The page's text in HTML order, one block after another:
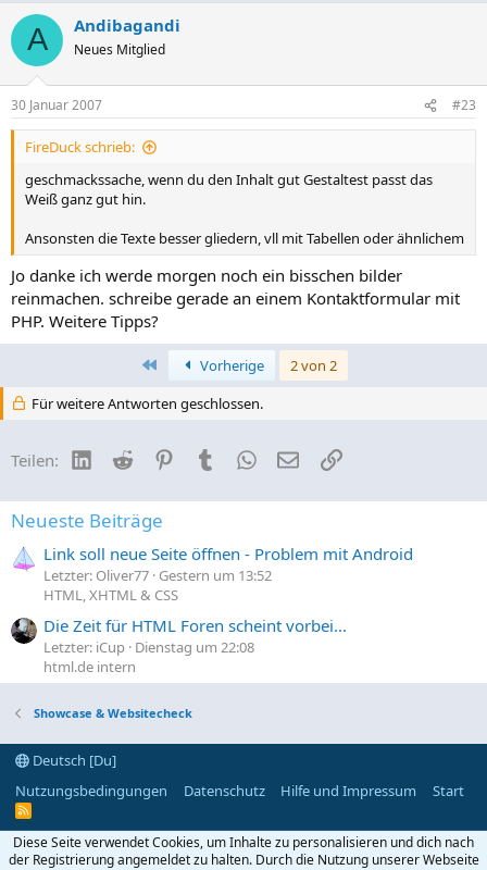
A Andibagandi
Neues Mitglied
30 Januar 2007 #23
FireDuck schrieb:
geschmackssache, wenn du den Inhalt gut Gestaltest passt das
Weiß ganz gut hin.
Ansonsten die Texte besser gliedern, vll mit Tabellen oder ähnlichem
Jo danke ich werde morgen noch ein bisschen bilder
reinmachen. schreibe gerade an einem Kontaktformular mit
PHP. Weitere Tipps?
Erste Vorherige
2 von 2
Für weitere Antworten geschlossen.
Teilen: LinkedIn
Reddit PinterestTumblrWhatsApp
E-MailLink
Neueste Beiträge
Link soll neue Seite öffnen - Problem mit Android
Letzter: Oliver77 Gestern um 13:52
HTML, XHTML & CSS
Die Zeit für HTML Foren scheint vorbei...
Letzter: iCup Dienstag um 22:08
html.de intern
Showcase & Websitecheck
Deutsch [Du]
Nutzungsbedingungen
Datenschutz Hilfe und Impressum Start
R
S
Diese Seite verwendet Cookies, um Inhalte zu personalisieren und dich nach
der Registrierung angemeldet zu halten. Durch die Nutzung unserer Webseite